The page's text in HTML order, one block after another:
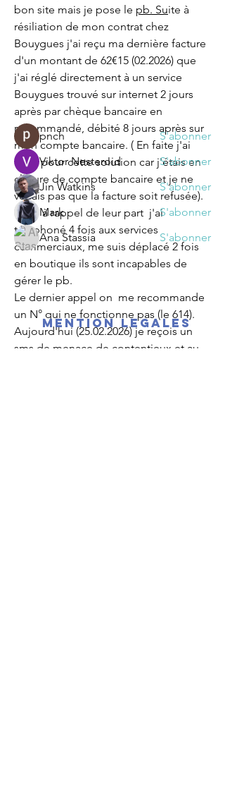
bon site mais je pose le pb. Suite à
résiliation de mon contrat chez
Bouygues j'ai reçu ma dernière facture
d'un montant de 62€15 (02.2026) que
j'ai réglé directement à un service
Bouygues trouvé sur internet 2 jours
après par chèque bancaire en
recommandé, débité 8 jours après sur
mon compte bancaire. ( En faite j'ai
opté pour cette solution car j'étais en
clôture de compte bancaire et je ne
voilais pas que la facture soit refusée).
Suite à rappel de leur part  j'ai
téléphoné 4 fois aux services
commerciaux, me suis déplacé 2 fois
en boutique ils sont incapables de
gérer le pb.
Le dernier appel on  me recommande
un N° qui ne fonctionne pas (le 614).
Aujourd'hui (25.02.2026) je reçois un
sms de menace de contentieux et au
À propos
Ici les problèmes d'internet et
téléphonie fixe sont présent...
Lire plus
membre fixe 1
pnch
S'abonner
Viktor Nesteroid
S'abonner
Jin Watkins
S'abonner
Mark
S'abonner
Ana Stassia
S'abonner
Voir tous les membre fixe 1 (47)
mention legales